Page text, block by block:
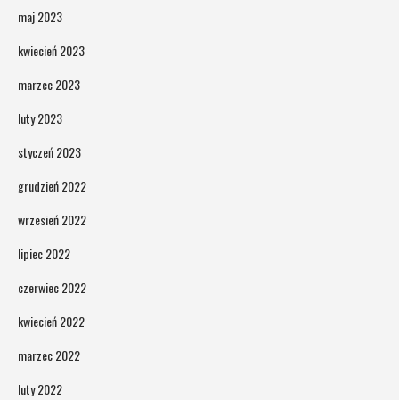
maj 2023
kwiecień 2023
marzec 2023
luty 2023
styczeń 2023
grudzień 2022
wrzesień 2022
lipiec 2022
czerwiec 2022
kwiecień 2022
marzec 2022
luty 2022